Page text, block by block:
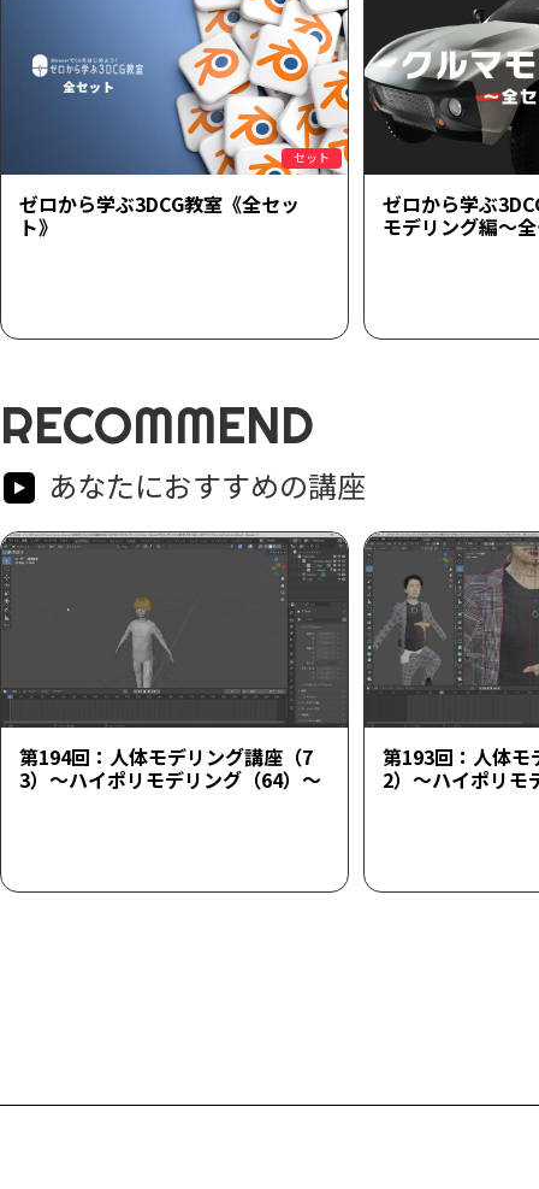
セット
ゼロから学ぶ3DCG教室《全セッ
ト》
ゼロから学ぶ
モデリング編～
RECOMMEND
あなたにおすすめの講座
第194回：人体モデリング講座（7
3）～ハイポリモデリング（64）～
第193回：人体モ
2）～ハイポリモ